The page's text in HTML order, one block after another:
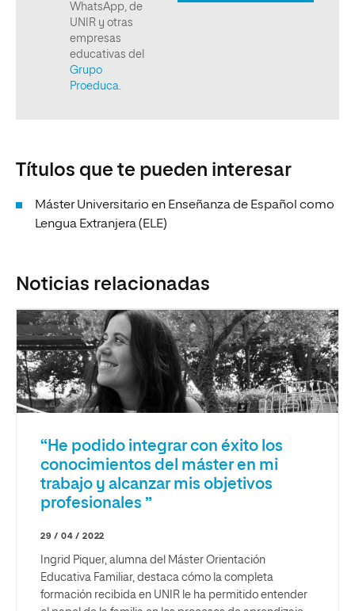
Títulos que te pueden interesar
Máster Universitario en Enseñanza de Español como
Lengua Extranjera (ELE)
Noticias relacionadas
“He podido integrar con éxito los
conocimientos del máster en mi
trabajo y alcanzar mis objetivos
profesionales ”
29 / 04 / 2022
Ingrid Piquer, alumna del Máster Orientación
Educativa Familiar, destaca cómo la completa
formación recibida en UNIR le ha permitido entender